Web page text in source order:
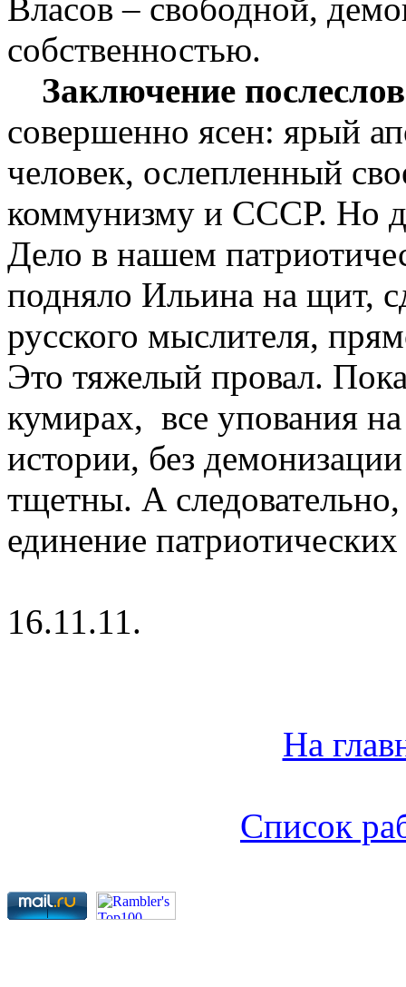
Власов – свободной,
собственностью.
Заключение
совершенно ясен: ярый
человек, ослепленный
коммунизму и СССР. Но
Дело в нашем
подняло Ильина на щит,
русского мыслителя,
Это тяжелый провал.
кумирах, все упования
истории, без
тщетны. А
единение
16.11.11.
На
Список